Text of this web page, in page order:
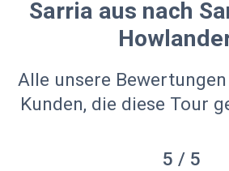
Sarria aus nach
Alle unsere
Kunden, die diese Tour
5 / 5